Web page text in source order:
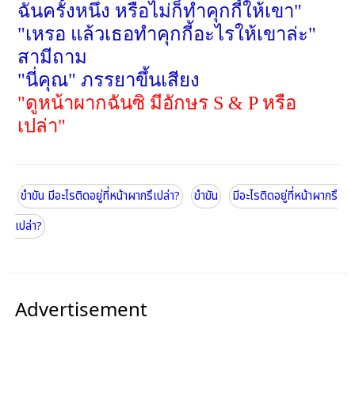
ฉันครั้งหนึ่ง หรือไม่ก็ทำคุกกี้ให้เขา"
"เหรอ แล้วเธอทำคุกกี้อะไรให้เขาล่ะ"
สามีถาม
"นี่คุณ" ภรรยาขึ้นเสียง
"ดูหน้าผากฉันซิ มีอักษร S & P หรือ
เปล่า"
ขำขัน มีอะไรติดอยู่ที่หน้าผากรึเปล่า? ขำขัน
มีอะไรติดอยู่ที่หน้าผากรึ
เปล่า?
Advertisement